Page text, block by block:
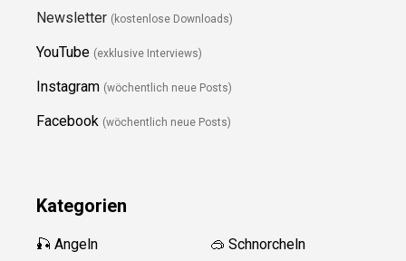
Newsletter (kostenlose Downloads)
YouTube (exklusive Interviews)
Instagram (wöchentlich neue Posts)
Facebook (wöchentlich neue Posts)
Kategorien
🎣 Angeln
🥽 Schnorcheln